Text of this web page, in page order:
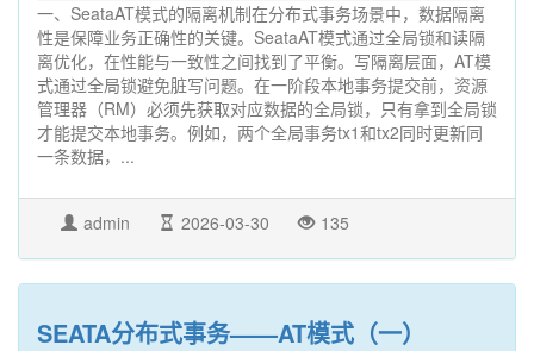
一、SeataAT模式的隔离机制在分布式事务场景中，数据隔离
性是保障业务正确性的关键。SeataAT模式通过全局锁和读隔
离优化，在性能与一致性之间找到了平衡。写隔离层面，AT模
式通过全局锁避免脏写问题。在一阶段本地事务提交前，资源
管理器（RM）必须先获取对应数据的全局锁，只有拿到全局锁
才能提交本地事务。例如，两个全局事务tx1和tx2同时更新同
一条数据，...
admin 2026-03-30 135
SEATA分布式事务——AT模式（一）